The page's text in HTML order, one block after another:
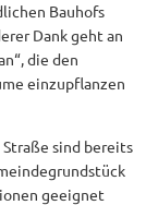
Bauhofs
Dank geht an
die den
einzupflanzen
sind bereits
geeignet